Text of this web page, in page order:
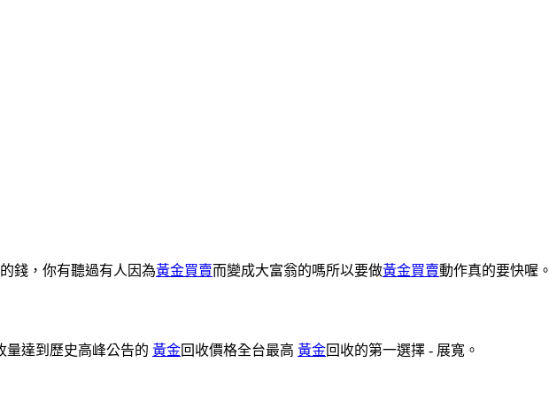
錢，你有聽過有人因為黃金買賣而變成大富翁的嗎所以要做黃金買賣動作真的要快喔。
量達到歷史高峰公告的 黃金回收價格全台最高 黃金回收的第一選擇 - 展寬。